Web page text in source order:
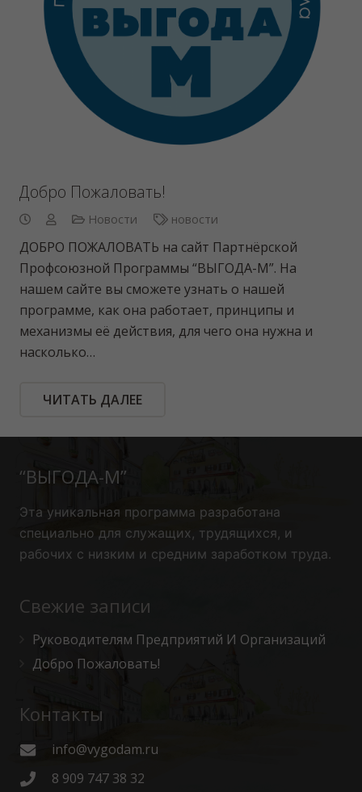
Руководителям Предприятий И
Организаций
Новости новости
Руководителям Предприятий И Организаций.
Уважаемые руководители предприятий,
проявите заботу о своих рабочих и подчиненных
программы вы сделаете большой шаг навстречу…
ЧИТАТЬ ДАЛЕЕ
“ВЫГОДА-М”
Эта уникальная программа разработана
специально для служащих, трудящихся, и
рабочих с низким и средним заработком труда.
Свежие записи
Руководителям Предприятий И Организаций
Добро Пожаловать!
Контакты
info@vygodam.ru
8 909 747 38 32